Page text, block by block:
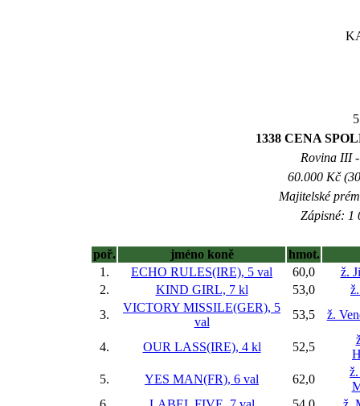
1338 CENA
Rovina III
60.000 Kč
Majitelské
Zápisné: 1
poř. jméno koně
hmot.
1.
ECHO RULES(IRE), 5 val 60,0
ž.
2.
KIND GIRL, 7 kl 53,0
3.
VICTORY MISSILE(GER), 5
val
53,5 ž.
4. OUR LASS(IRE), 4 kl 52,5
5.
YES MAN(FR), 6 val 62,0